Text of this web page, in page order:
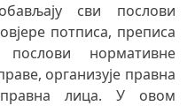
сви послови
потписа, преписа
нормативне
организује правна
лица. У овом